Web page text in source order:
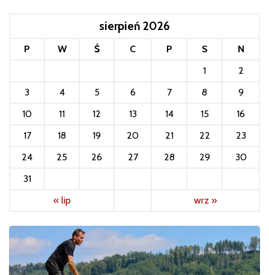
sierpień 2026
P W Ś C P S
N
1
2
3
4 5 6 7 8
9
10
11 12 13 14 15
16
17
18 19 20 21 22
23
24
25 26 27 28 29
30
31
« lip
wrz »